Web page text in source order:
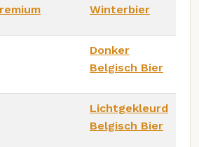
Winterbier
Donker
Belgisch Bier
Lichtgekleurd
Belgisch Bier